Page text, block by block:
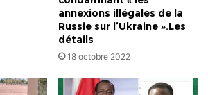
annexions illégales de la
Russie sur l’Ukraine ».Les
détails
18 octobre 2022